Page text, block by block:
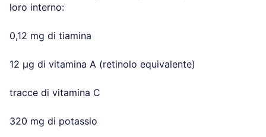
loro interno:
0,12 mg di tiamina
12 µg di vitamina A (retinolo equivalente)
tracce di vitamina C
320 mg di potassio